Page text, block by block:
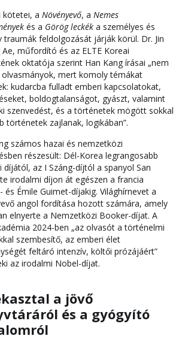
kötetei, a Növényevő, a Nemes
és a Görög leckék a személyes és
traumák feldolgozását járják körül. Dr. Jin
Ae, műfordító és az ELTE Koreai
oktatója szerint Han Kang írásai „nem
mert komoly témákat
kudarcba fulladt emberi kapcsolatokat,
boldogtalanságot, gyászt, valamint
szenvedést, és a történetek mögött sokkal
történetek zajlanak, logikában”.
számos hazai és nemzetközi
részesült: Dél-Korea legrangosabb
díjától, az I Száng-díjtól a spanyol San
irodalmi díjon át egészen a francia
és Émile Guimet-díjakig. Világhírnevet a
angol fordítása hozott számára, amely
elnyerte a Nemzetközi Booker-díjat. A
2024-ben „az olvasót a történelmi
szembesítő, az emberi élet
feltáró intenzív, költői prózájáért”
az irodalmi Nobel-díjat.
a jövő
és a gyógyító